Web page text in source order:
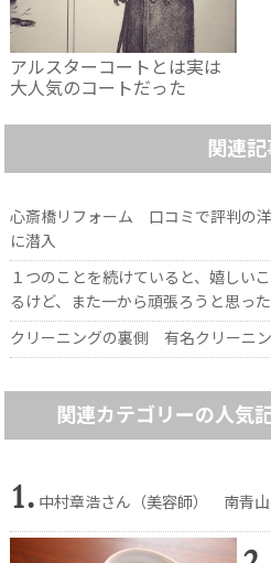
アルスターコートとは実は
大人気のコートだった
関連記
心斎橋リフォーム 口コミで評判の
に潜入
１つのことを続けていると、嬉しい
るけど、また一から頑張ろうと思った
クリーニングの裏側 有名クリーニ
関連カテゴリーの人気
1. 中村章浩さん（美容師） 南青山